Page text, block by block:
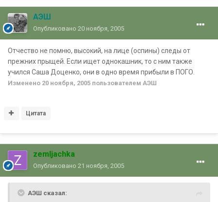
АЭШ
Опубликовано 20 ноября, 2005
Отчество не помню, высокий, на лице (оспины) следы от
прежних прыщей. Если ищет однокашник, то с ним также
учился Саша Доценко, они в одно время прибыли в ПОГО.
Изменено 20 ноября, 2005 пользователем АЭШ
Цитата
zemljachka
Опубликовано 21 ноября, 2005
АЭШ сказал: